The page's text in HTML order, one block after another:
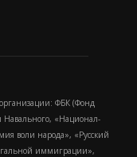
ФБК (Фонд
«Национал-
воли народа», «Русский
иммиграции»,